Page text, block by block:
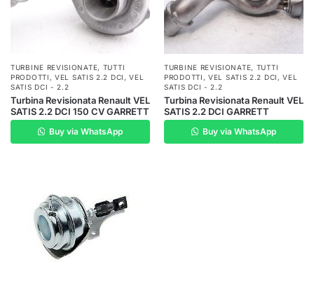
TURBINE REVISIONATE, TUTTI
PRODOTTI ,VEL SATIS 2.2 DCI ,VEL
SATIS DCI - 2.2
Turbina Revisionata Renault VEL
SATIS 2.2 DCI 150 CV GARRETT
Buy via WhatsApp
TURBINE REVISIONATE, TUTTI
PRODOTTI ,VEL SATIS 2.2 DCI ,VEL
SATIS DCI - 2.2
Turbina Revisionata Renault VEL
SATIS 2.2 DCI GARRETT
Buy via WhatsApp